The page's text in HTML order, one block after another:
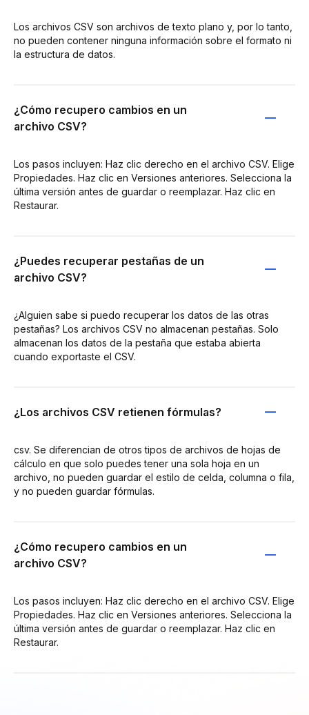
Los archivos CSV son archivos de texto plano y, por lo tanto,
no pueden contener ninguna información sobre el formato ni
la estructura de datos.
¿Cómo recupero cambios en un
archivo CSV?
Los pasos incluyen: Haz clic derecho en el archivo CSV. Elige
Propiedades. Haz clic en Versiones anteriores. Selecciona la
última versión antes de guardar o reemplazar. Haz clic en
Restaurar.
¿Puedes recuperar pestañas de un
archivo CSV?
¿Alguien sabe si puedo recuperar los datos de las otras
pestañas? Los archivos CSV no almacenan pestañas. Solo
almacenan los datos de la pestaña que estaba abierta
cuando exportaste el CSV.
¿Los archivos CSV retienen fórmulas?
csv. Se diferencian de otros tipos de archivos de hojas de
cálculo en que solo puedes tener una sola hoja en un
archivo, no pueden guardar el estilo de celda, columna o fila,
y no pueden guardar fórmulas.
¿Cómo recupero cambios en un
archivo CSV?
Los pasos incluyen: Haz clic derecho en el archivo CSV. Elige
Propiedades. Haz clic en Versiones anteriores. Selecciona la
última versión antes de guardar o reemplazar. Haz clic en
Restaurar.